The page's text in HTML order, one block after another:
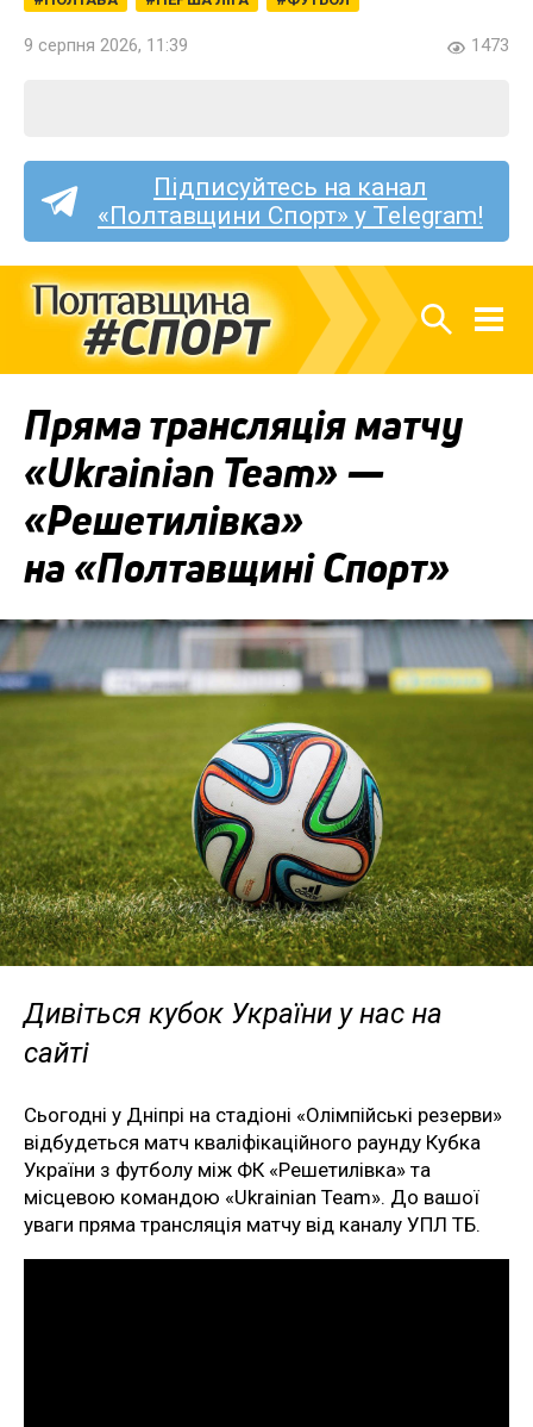
9 серпня 2026, 11:39 1473
Підписуйтесь на канал
«Полтавщини Спорт» у Telegram!
Пряма трансляція матчу
«Ukrainian Team» —
«Решетилівка»
на «Полтавщині Спорт»
Дивіться кубок України у нас на
сайті
Сьогодні у Дніпрі на стадіоні «Олімпійські резерви»
відбудеться матч кваліфікаційного раунду Кубка
України з футболу між ФК «Решетилівка» та
місцевою командою «Ukrainian Team». До вашої
уваги пряма трансляція матчу від каналу УПЛ ТБ.